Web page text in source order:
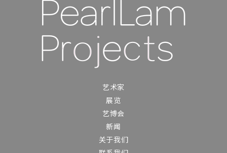
艺术家
展览
艺博会
新闻
关于我们